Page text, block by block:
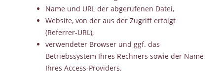
Name und URL der abgerufenen Datei,
Website, von der aus der Zugriff erfolgt
(Referrer-URL),
verwendeter Browser und ggf. das
Betriebssystem Ihres Rechners sowie der Name
Ihres Access-Providers.